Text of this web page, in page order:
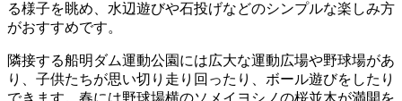
る様子を眺め、水辺遊びや石投げなどのシンプルな楽しみ方
がおすすめです。
隣接する船明ダム運動公園には広大な運動広場や野球場があ
り、子供たちが思い切り走り回ったり、ボール遊びをしたり